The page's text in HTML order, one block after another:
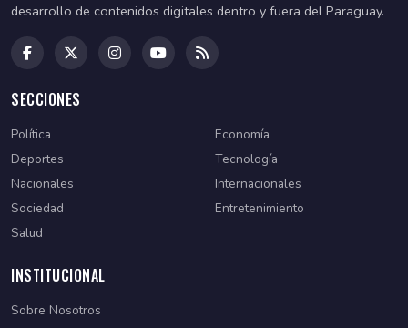
desarrollo de contenidos digitales dentro y fuera del Paraguay.
SECCIONES
Política
Economía
Deportes
Tecnología
Nacionales
Internacionales
Sociedad
Entretenimiento
Salud
INSTITUCIONAL
Sobre Nosotros